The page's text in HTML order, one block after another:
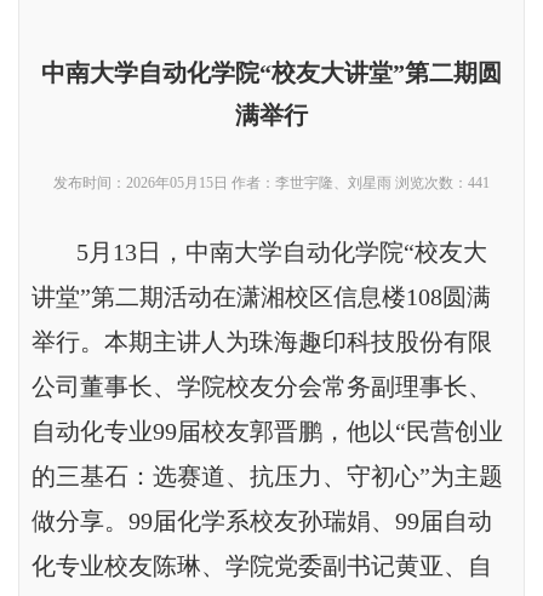
中南大学自动化学院“校友大讲堂”第二期圆
满举行
发布时间：2026年05月15日 作者：李世宇隆、刘星雨 浏览次数： 441
5月13日，中南大学自动化学院“校友大
讲堂”第二期活动在潇湘校区信息楼108圆满
举行。本期主讲人为珠海趣印科技股份有限
公司董事长、学院校友分会常务副理事长、
自动化专业99届校友郭晋鹏，他以“民营创业
的三基石：选赛道、抗压力、守初心”为主题
做分享。99届化学系校友孙瑞娟、99届自动
化专业校友陈琳、学院党委副书记黄亚、自